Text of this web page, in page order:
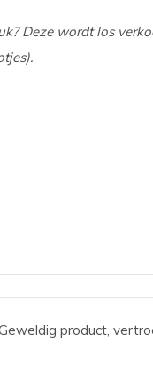
Deze wordt los
product,